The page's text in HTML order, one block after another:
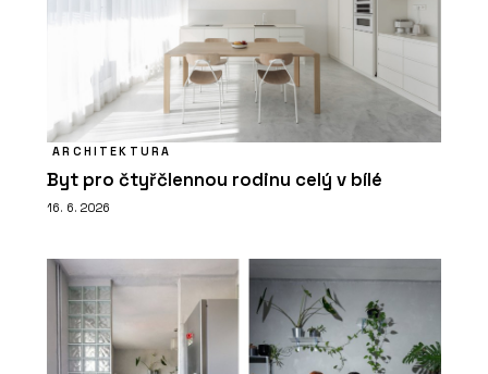
ARCHITEKTURA
Byt pro čtyřčlennou rodinu celý v bílé
16. 6. 2026